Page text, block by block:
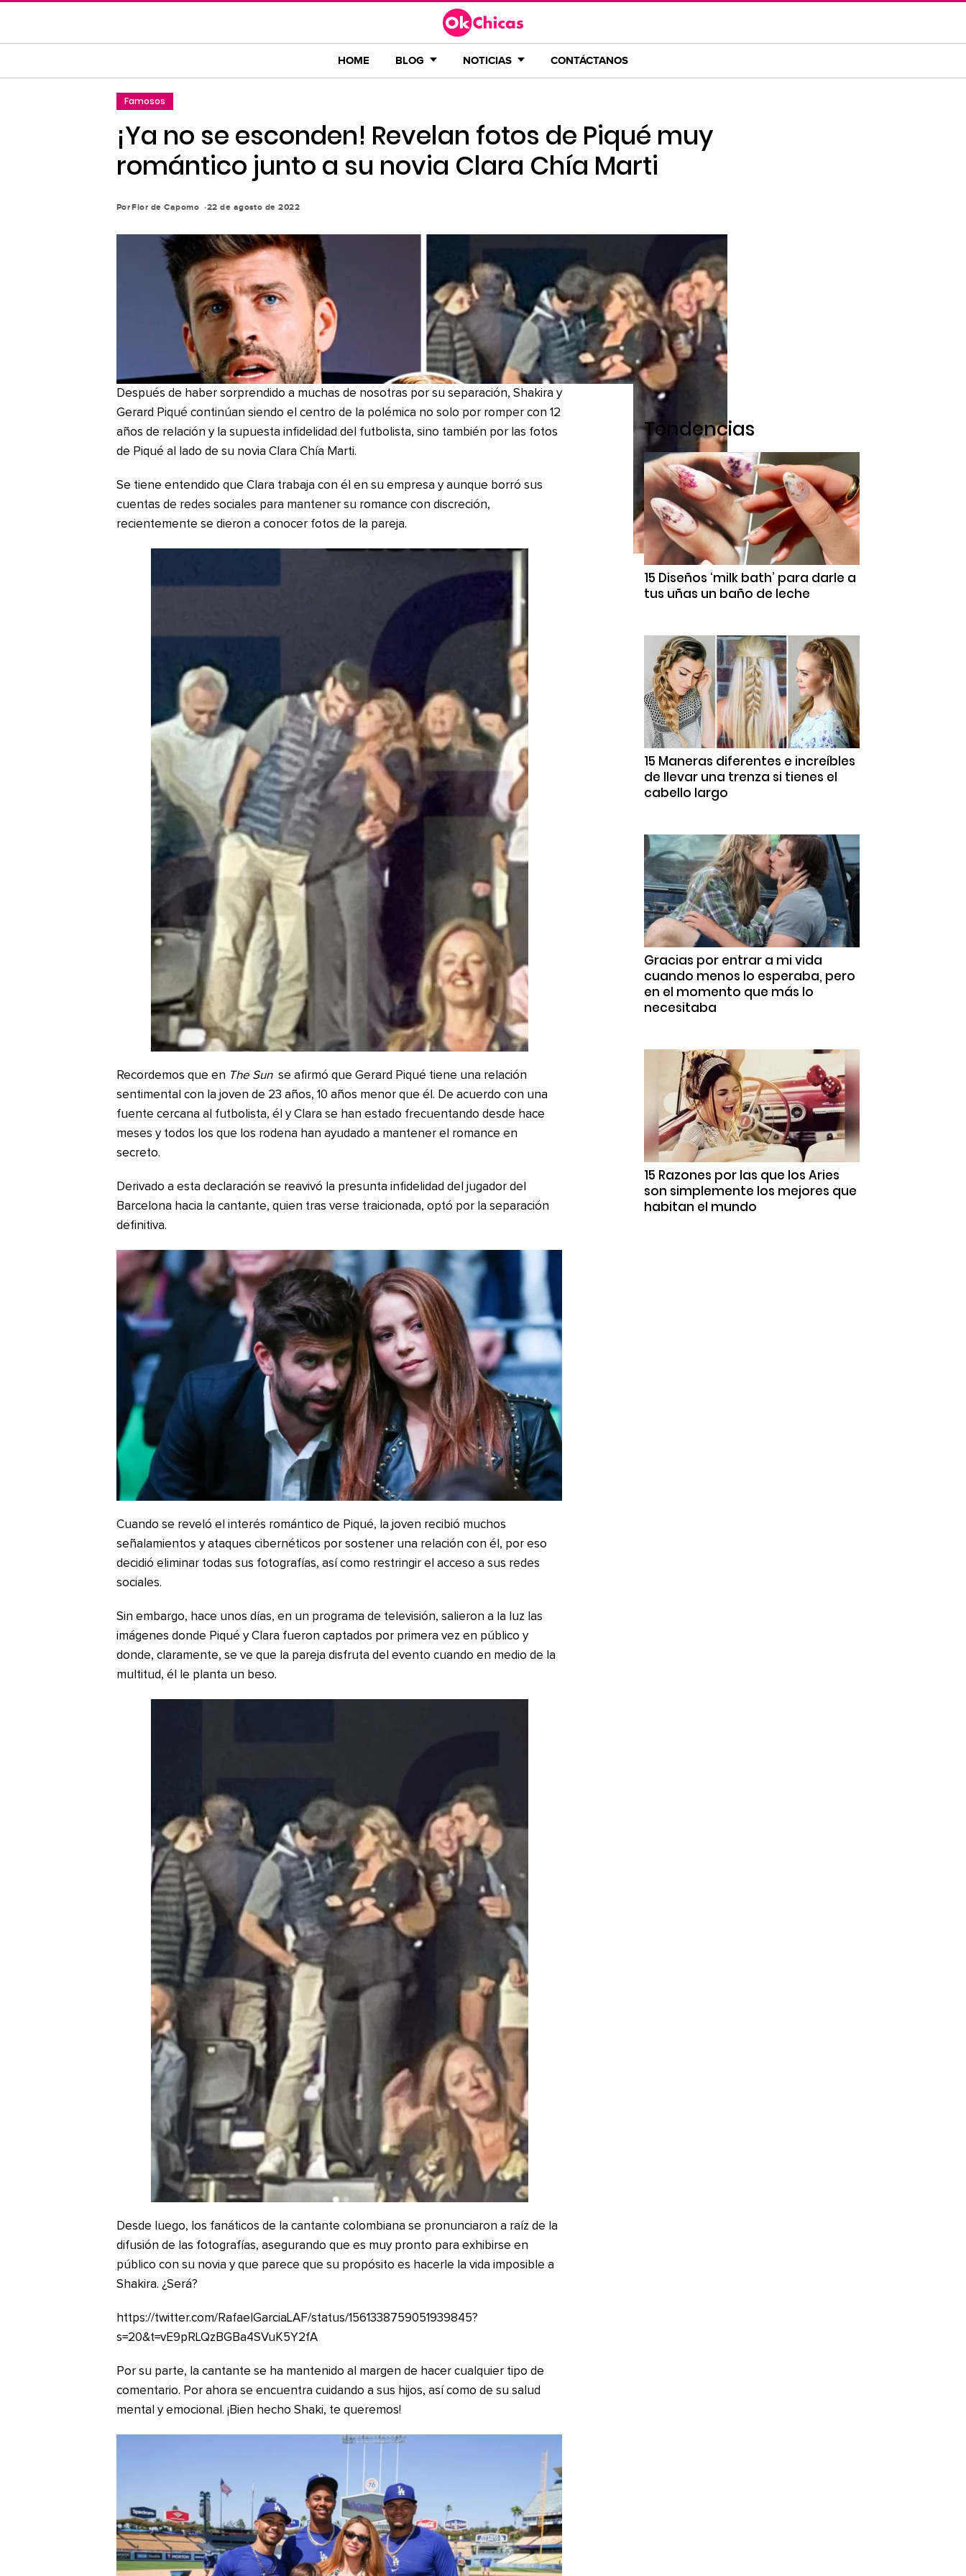
contenido
HOME BLOG NOTICIAS CONTÁCTANOS
Famosos
¡Ya no se esconden! Revelan fotos de Piqué muy
romántico junto a su novia Clara Chía Marti
PorFlor de Capomo 22 de agosto de 2022
Después de haber sorprendido a muchas de nosotras por su separación, Shakira y
Gerard Piqué continúan siendo el centro de la polémica no solo por romper con 12
años de relación y la supuesta infidelidad del futbolista, sino también por las fotos
de Piqué al lado de su novia Clara Chía Marti.
Se tiene entendido que Clara trabaja con él en su empresa y aunque borró sus
cuentas de redes sociales para mantener su romance con discreción,
recientemente se dieron a conocer fotos de la pareja.
Recordemos que en The Sun se afirmó que Gerard Piqué tiene una relación
sentimental con la joven de 23 años, 10 años menor que él. De acuerdo con una
fuente cercana al futbolista, él y Clara se han estado frecuentando desde hace
meses y todos los que los rodena han ayudado a mantener el romance en
secreto.
Derivado a esta declaración se reavivó la presunta infidelidad del jugador del
Barcelona hacia la cantante, quien tras verse traicionada, optó por la separación
definitiva.
Cuando se reveló el interés romántico de Piqué, la joven recibió muchos
señalamientos y ataques cibernéticos por sostener una relación con él, por eso
decidió eliminar todas sus fotografías, así como restringir el acceso a sus redes
sociales.
Sin embargo, hace unos días, en un programa de televisión, salieron a la luz las
imágenes donde Piqué y Clara fueron captados por primera vez en público y
donde, claramente, se ve que la pareja disfruta del evento cuando en medio de la
multitud, él le planta un beso.
Desde luego, los fanáticos de la cantante colombiana se pronunciaron a raíz de la
difusión de las fotografías, asegurando que es muy pronto para exhibirse en
público con su novia y que parece que su propósito es hacerle la vida imposible a
Shakira. ¿Será?
https://twitter.com/RafaelGarciaLAF/status/1561338759051939845?
s=20&t=vE9pRLQzBGBa4SVuK5Y2fA
Por su parte, la cantante se ha mantenido al margen de hacer cualquier tipo de
comentario. Por ahora se encuentra cuidando a sus hijos, así como de su salud
mental y emocional. ¡Bien hecho Shaki, te queremos!
Tendencias
15 Diseños ‘milk bath’ para darle a
tus uñas un baño de leche
15 Maneras diferentes e increíbles
de llevar una trenza si tienes el
cabello largo
Gracias por entrar a mi vida
cuando menos lo esperaba, pero
en el momento que más lo
necesitaba
15 Razones por las que los Aries
son simplemente los mejores que
habitan el mundo